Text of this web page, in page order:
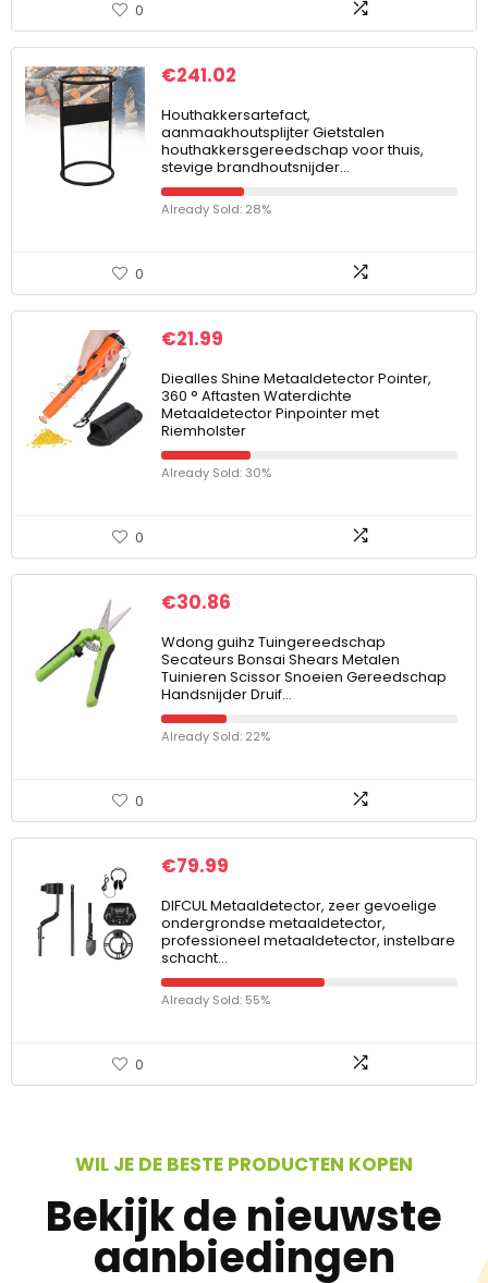
0
€241.02
Houthakkersartefact,
aanmaakhoutsplijter Gietstalen
houthakkersgereedschap voor thuis,
stevige brandhoutsnijder…
Already Sold: 28%
0
€21.99
Diealles Shine Metaaldetector Pointer,
360 ° Aftasten Waterdichte
Metaaldetector Pinpointer met
Riemholster
Already Sold: 30%
0
€30.86
Wdong guihz Tuingereedschap
Secateurs Bonsai Shears Metalen
Tuinieren Scissor Snoeien Gereedschap
Handsnijder Druif…
Already Sold: 22%
0
€79.99
DIFCUL Metaaldetector, zeer gevoelige
ondergrondse metaaldetector,
professioneel metaaldetector, instelbare
schacht…
Already Sold: 55%
0
WIL JE DE BESTE PRODUCTEN KOPEN
Bekijk de nieuwste
aanbiedingen